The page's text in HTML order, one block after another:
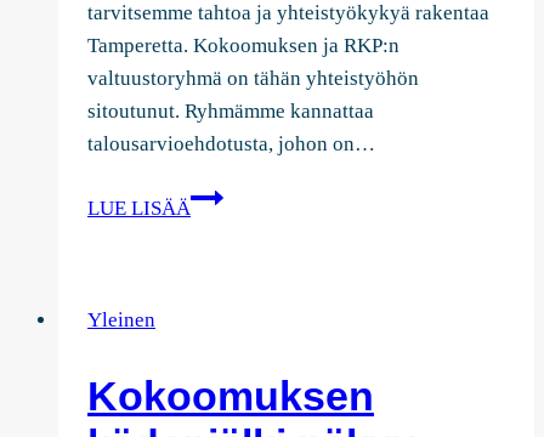
tarvitsemme tahtoa ja yhteistyökykyä rakentaa
Tamperetta. Kokoomuksen ja RKP:n
valtuustoryhmä on tähän yhteistyöhön
sitoutunut. Ryhmämme kannattaa
talousarvioehdotusta, johon on…
LUE LISÄÄ
Kokoomuksen
2026
Yleinen
Kokoomuksen